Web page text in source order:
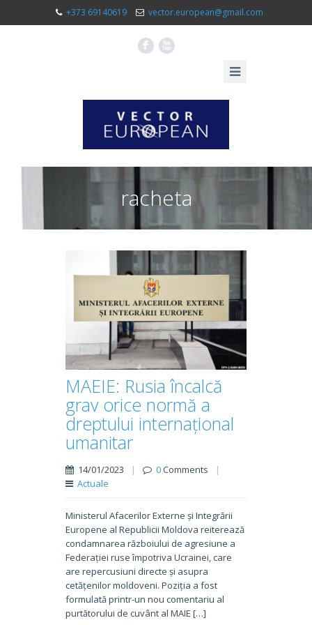
+373 69140619 vector.european@gmail.com
F X
racheta
MAEIE: Rusia încalcă
grav orice normă a
dreptului internațional
umanitar
14/01/2023 | 0Comments
|
Actuale
Ministerul Afacerilor Externe și Integrării
Europene al Republicii Moldova reiterează
condamnarea războiului de agresiune a
Federației ruse împotriva Ucrainei, care
are repercusiuni directe și asupra
cetățenilor moldoveni. Poziția a fost
formulată printr-un nou comentariu al
purtătorului de cuvânt al MAIE […]